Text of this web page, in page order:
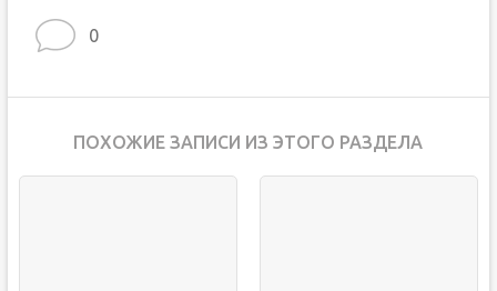
0
ПОХОЖИЕ ЗАПИСИ ИЗ ЭТОГО РАЗДЕЛА